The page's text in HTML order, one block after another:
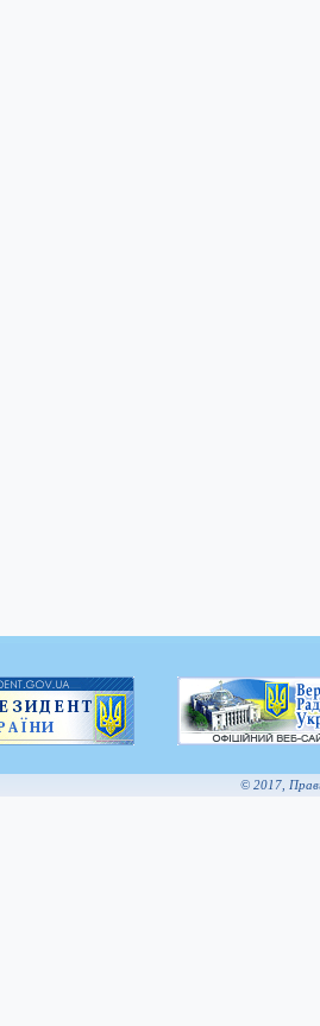
© 2017,